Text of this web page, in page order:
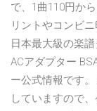
で、1曲110円か
リントやコンビ
日本最大級の楽
ACアダプター
ー公式情報です
していますので